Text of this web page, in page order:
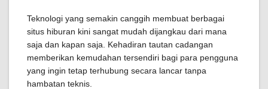
Teknologi yang semakin canggih membuat berbagai
situs hiburan kini sangat mudah dijangkau dari mana
saja dan kapan saja. Kehadiran tautan cadangan
memberikan kemudahan tersendiri bagi para pengguna
yang ingin tetap terhubung secara lancar tanpa
hambatan teknis.